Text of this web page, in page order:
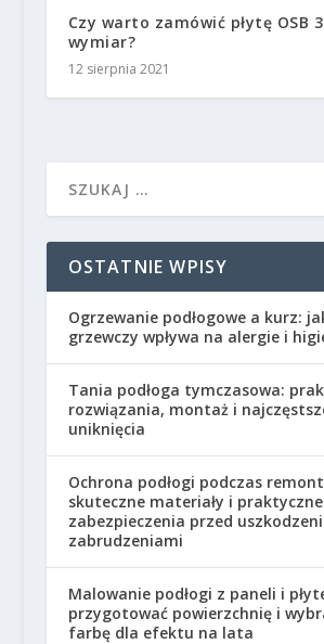
Czy warto zamówić płytę OSB
wymiar?
12 sierpnia 2021
OSTATNIE WPISY
Ogrzewanie podłogowe a kurz:
grzewczy wpływa na alergie i
Tania podłoga tymczasowa:
rozwiązania, montaż i
uniknięcia
Ochrona podłogi podczas
skuteczne materiały i
zabezpieczenia przed
zabrudzeniami
Malowanie podłogi z paneli i
przygotować powierzchnię i
farbę dla efektu na lata